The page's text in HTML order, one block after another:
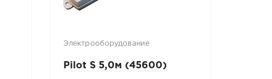
Электрооборудование
Pilot S 5,0м (45600)